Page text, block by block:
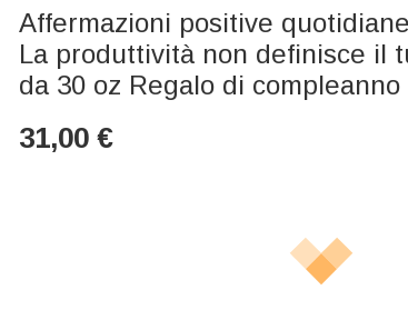
Affermazioni positive
La produttività non definisce il
da 30 oz Regalo di
31,00 €